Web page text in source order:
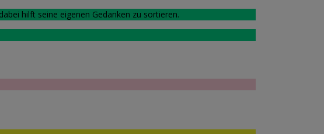
hilft seine eigenen Gedanken zu sortieren.